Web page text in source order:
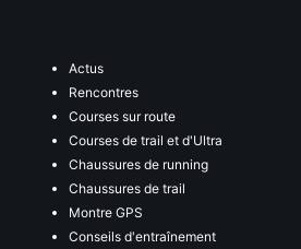
Actus
Rencontres
Courses sur route
Courses de trail et d'Ultra
Chaussures de running
Chaussures de trail
Montre GPS
Conseils d'entraînement